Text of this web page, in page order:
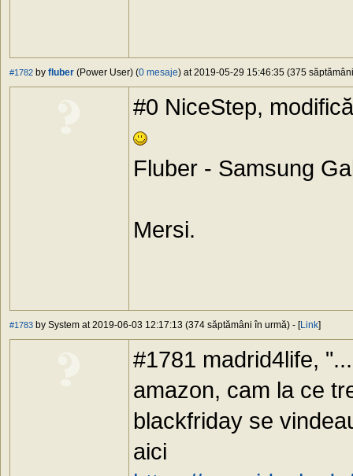
#1782 by fluber (Power User) (0 mesaje) at 2019-05-29 15:46:35 (375
#0 NiceStep,
Fluber - Samsung
Mersi.
#1783 by System at 2019-06-03 12:17:13 (374 săptămâni în urmă) - [Link]
#1781 madrid4life,
amazon, cam la ce
blackfriday se
aici